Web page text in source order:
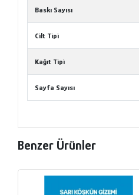
Baskı Sayısı
Cilt Tipi
Kağıt Tipi
Sayfa Sayısı
Benzer Ürünler